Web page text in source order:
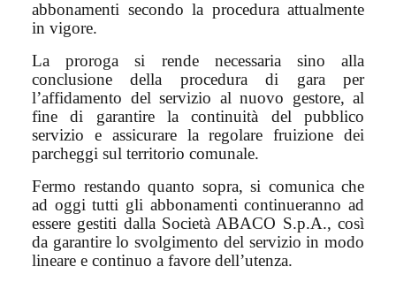
abbonamenti secondo la procedura attualmente
in vigore.
La proroga si rende necessaria sino alla
conclusione della procedura di gara per
l’affidamento del servizio al nuovo gestore, al
fine di garantire la continuità del pubblico
servizio e assicurare la regolare fruizione dei
parcheggi sul territorio comunale.
Fermo restando quanto sopra, si comunica che
ad oggi tutti gli abbonamenti continueranno ad
essere gestiti dalla Società ABACO S.p.A., così
da garantire lo svolgimento del servizio in modo
lineare e continuo a favore dell’utenza.